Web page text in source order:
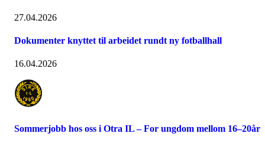
27.04.2026
Dokumenter knyttet til arbeidet rundt ny fotballhall
16.04.2026
Sommerjobb hos oss i Otra IL – For ungdom mellom 16–20år